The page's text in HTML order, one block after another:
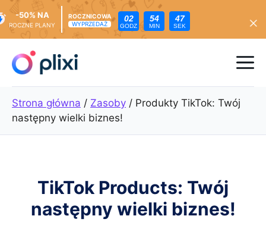
treści
-50% NA
ROCZNE PLANY
ROCZNICOWA
WYPRZEDAŻ
02
GODZ
54
MIN
45
SEK
Strona główna / Zasoby / Produkty TikTok: Twój
następny wielki biznes!
TikTok Products: Twój
następny wielki biznes!